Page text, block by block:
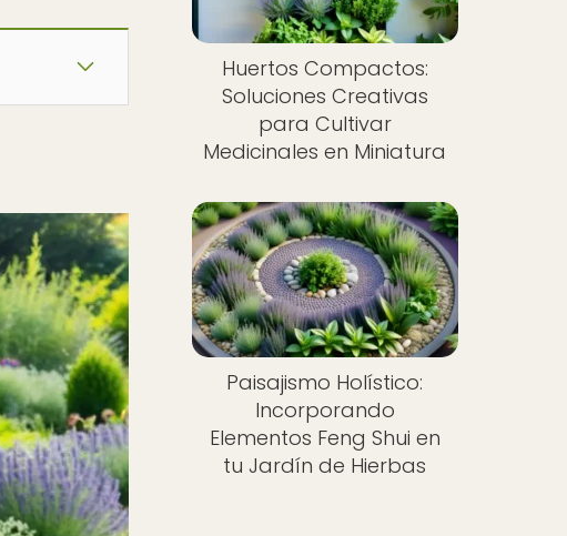
Huertos Compactos:
Soluciones Creativas
para Cultivar
Medicinales en Miniatura
Paisajismo Holístico:
Incorporando
Elementos Feng Shui en
tu Jardín de Hierbas